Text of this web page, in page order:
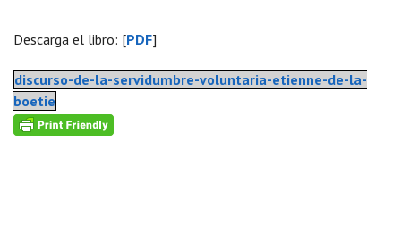
Descarga el libro: [PDF]
discurso-de-la-servidumbre-voluntaria-etienne-de-la-
boetie